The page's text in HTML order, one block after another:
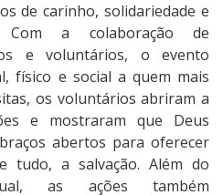
de carinho, solidariedade e
Com a colaboração de
e voluntários, o evento
físico e social a quem mais
os voluntários abriram a
e mostraram que Deus
abertos para oferecer
tudo, a salvação. Além do
as ações também